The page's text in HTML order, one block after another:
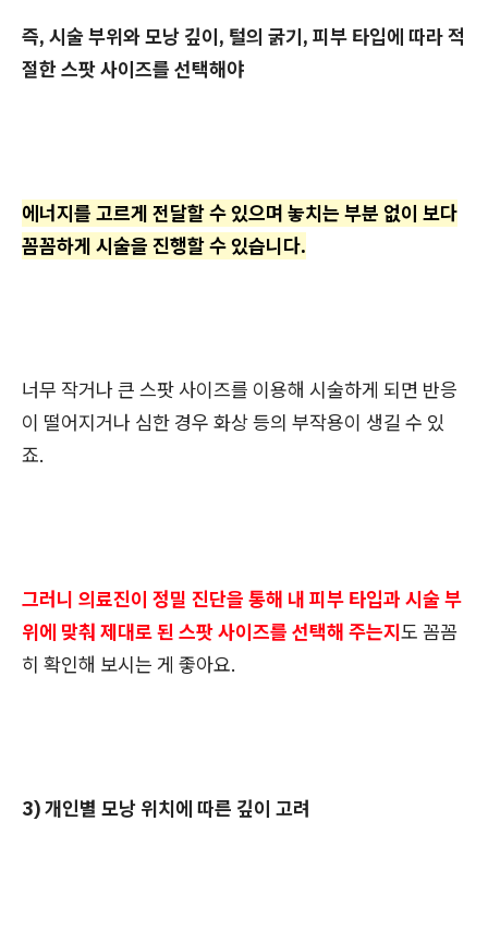
즉, 시술 부위와 모낭 깊이, 털의 굵기, 피부 타입에 따라 적
절한 스팟 사이즈를 선택해야
에너지를 고르게 전달할 수 있으며 놓치는 부분 없이 보다
꼼꼼하게 시술을 진행할 수 있습니다.
너무 작거나 큰 스팟 사이즈를 이용해 시술하게 되면 반응
이 떨어지거나 심한 경우 화상 등의 부작용이 생길 수 있
죠.
그러니 의료진이 정밀 진단을 통해 내 피부 타입과 시술 부
위에 맞춰 제대로 된 스팟 사이즈를 선택해 주는지도 꼼꼼
히 확인해 보시는 게 좋아요.
3) 개인별 모낭 위치에 따른 깊이 고려